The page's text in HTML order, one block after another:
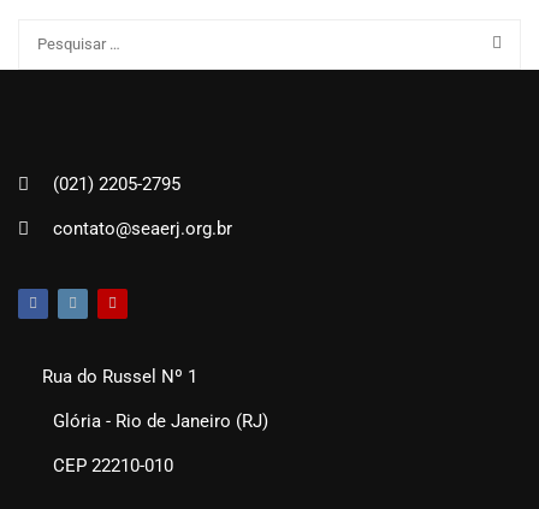
(021) 2205-2795
contato@seaerj.org.br
Rua do Russel Nº 1
Glória - Rio de Janeiro (RJ)
CEP 22210-010